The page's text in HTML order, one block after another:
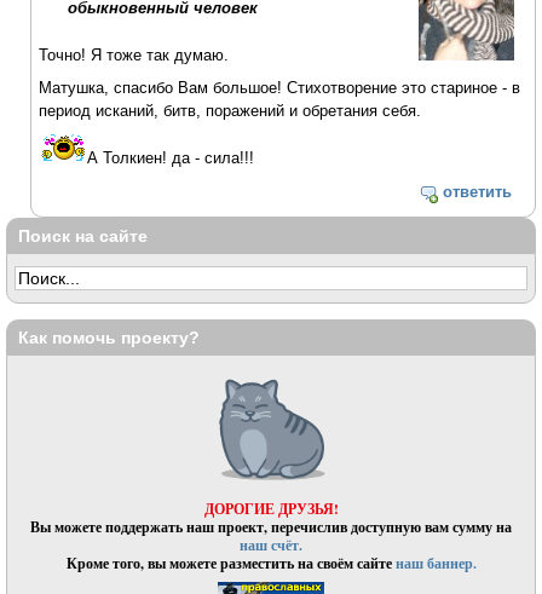
обыкновенный человек
Точно! Я тоже так думаю.
Матушка, спасибо Вам большое! Стихотворение это стариное - в
период исканий, битв, поражений и обретания себя.
А Толкиен! да - сила!!!
ответить
Поиск на сайте
Как помочь проекту?
ДОРОГИЕ ДРУЗЬЯ!
Вы можете поддержать наш проект, перечислив доступную вам сумму на
наш счёт.
Кроме того, вы можете разместить на своём сайтенаш баннер.